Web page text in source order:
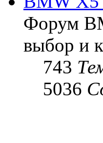
Форум
выбор и
743
5036